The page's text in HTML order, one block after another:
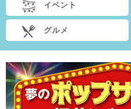
イベント
グルメ